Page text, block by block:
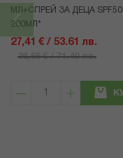
МЛ+СПРЕЙ ЗА ДЕЦА
200МЛ*
27,41 € / 53.61 лв.
36,55 € / 71.49 лв.